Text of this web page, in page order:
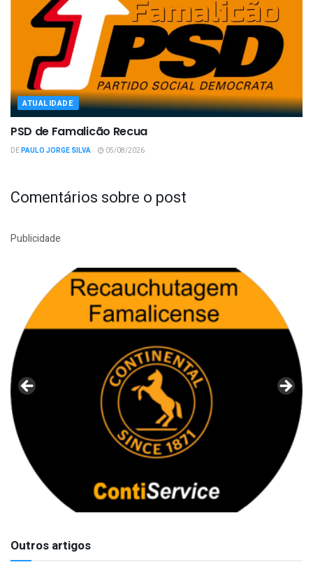
ATUALIDADE
PSD de Famalicão Recua
DEPAULO JORGE SILVA 05/08/2026
Comentários sobre o post
Publicidade
Outros artigos